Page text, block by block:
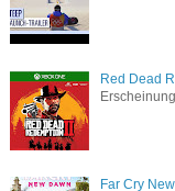
Red Dead
Far Cry